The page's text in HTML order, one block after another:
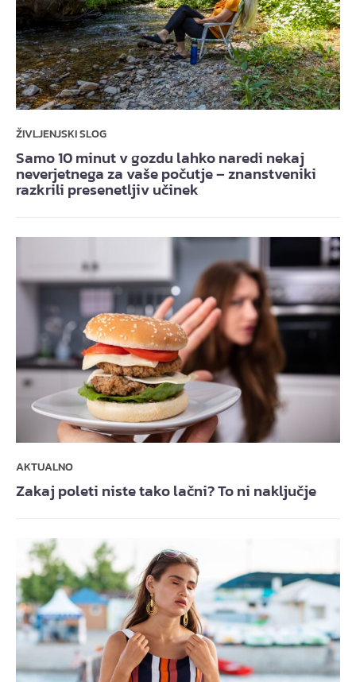
ŽIVLJENJSKI SLOG
Samo 10 minut v gozdu lahko naredi nekaj
neverjetnega za vaše počutje – znanstveniki
razkrili presenetljiv učinek
AKTUALNO
Zakaj poleti niste tako lačni? To ni naključje